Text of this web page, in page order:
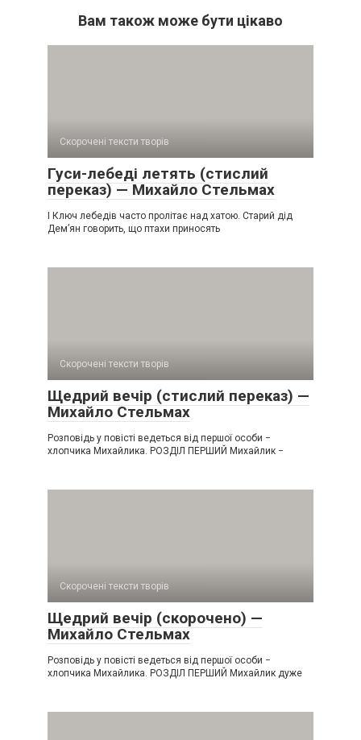
Вам також може бути цікаво
Скорочені тексти творів
Гуси-лебеді летять (стислий
переказ) — Михайло Стельмах
І Ключ лебедів часто пролітає над хатою. Старий дід
Дем’ян говорить, що птахи приносять
Скорочені тексти творів
Щедрий вечір (стислий переказ) —
Михайло Стельмах
Розповідь у повісті ведеться від першої особи −
хлопчика Михайлика. РОЗДІЛ ПЕРШИЙ Михайлик −
Скорочені тексти творів
Щедрий вечір (скорочено) —
Михайло Стельмах
Розповідь у повісті ведеться від першої особи −
хлопчика Михайлика. РОЗДІЛ ПЕРШИЙ Михайлик дуже